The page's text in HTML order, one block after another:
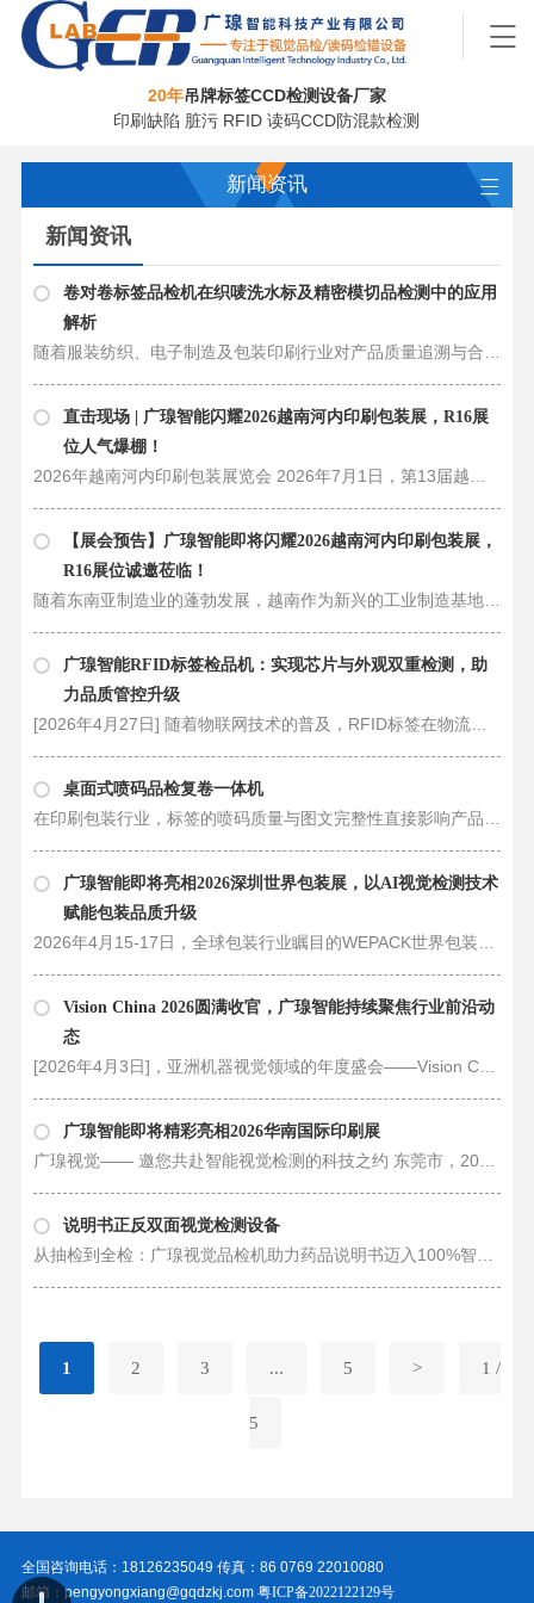
20年吊牌标签CCD检测设备厂家
印刷缺陷 脏污 RFID 读码CCD防混款检测
新闻资讯
新闻资讯
卷对卷标签品检机在织唛洗水标及精密模切品检测中的应用
解析
直击现场 | 广瑔智能闪耀2026越南河内印刷包装展，R16展
位人气爆棚！
【展会预告】广瑔智能即将闪耀2026越南河内印刷包装展，
R16展位诚邀莅临！
随着东南亚制造业的蓬勃发展，越南作为新兴的工业制造基地，对高品质印刷包装及自动化检测设备的需求日益增长。为了进一步拓展国际市场，加强与海外客户的交流与合作，东莞市广瑔智能科技产业有限公司（广瑔智能） 确认将重磅出席 202……
广瑔智能RFID标签检品机：实现芯片与外观双重检测，助
力品质管控升级
[2026年4月27日] 随着物联网技术的普及，RFID标签在物流、零售、制造等领域的应用日益广泛，对标签品质的要求也愈发严格。为满足市场对RFID标签质量管控的精细化需求，专注于智能检测设备研发的广瑔智能，推出RFID标签检品机，通过融……
桌面式喷码品检复卷一体机
广瑔智能即将亮相2026深圳世界包装展，以AI视觉检测技术
赋能包装品质升级
Vision China 2026圆满收官，广瑔智能持续聚焦行业前沿动
态
[2026年4月3日]，亚洲机器视觉领域的年度盛会——Vision China 2026（上海）机器视觉展(2026年3月25日至27日)在上海新国际博览中心圆满落幕。本次展会以“VISION+AI+机器人，驱动工厂数智化跃迁”为主题，汇聚了全球近300家领军企业，吸引……
广瑔智能即将精彩亮相2026华南国际印刷展
广瑔视觉—— 邀您共赴智能视觉检测的科技之约 东莞市，2026年2月27日​ —— 行业领先的工业视觉解决方案提供商广瑔视觉（Guang Quan Vision）正式宣布，将携旗下前沿的印刷质量智能检测系统及解决方案，盛装出席于2026年3月4日至6日在……
说明书正反双面视觉检测设备
1 2 3 ... 5 > 1 /
5
全国咨询电话：18126235049 传真：86 0769 22010080
邮箱：pengyongxiang@gqdzkj.com 粤ICP备2022122129号